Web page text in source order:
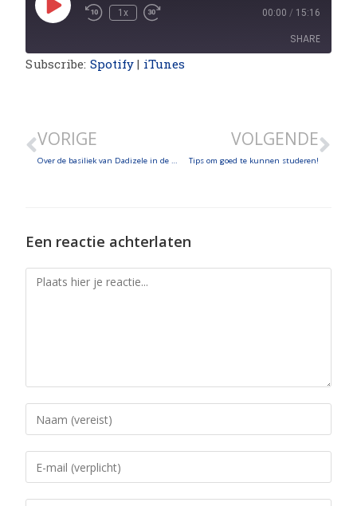
1x 00:00 / 15:16
SHARE
Subscribe: Spotify | iTunes
VORIGE
Over de basiliek van Dadizele in de laatste dagen voor Kerstmis met pr. Marc
VOLGENDE
Tips om goed te kunnen studeren!
Een reactie achterlaten